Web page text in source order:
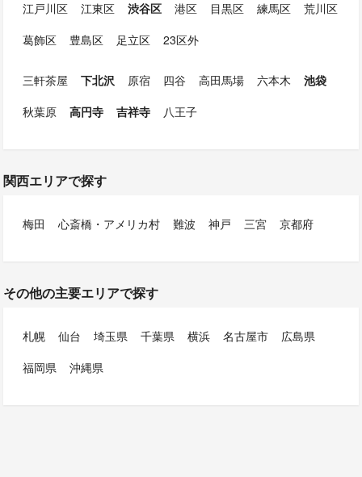
江戸川区
江東区 渋谷区 港区 目黒区 練馬区
荒川区
葛飾区
豊島区 足立区 23区外
三軒茶屋 下北沢 原宿 四谷 高田馬場 六本木
池袋
秋葉原
高円寺 吉祥寺 八王子
関西エリアで探す
梅田 心斎橋・アメリカ村 難波 神戸 三宮 京都府
その他の主要エリアで探す
札幌 仙台 埼玉県 千葉県 横浜 名古屋市
広島県
福岡県
沖縄県